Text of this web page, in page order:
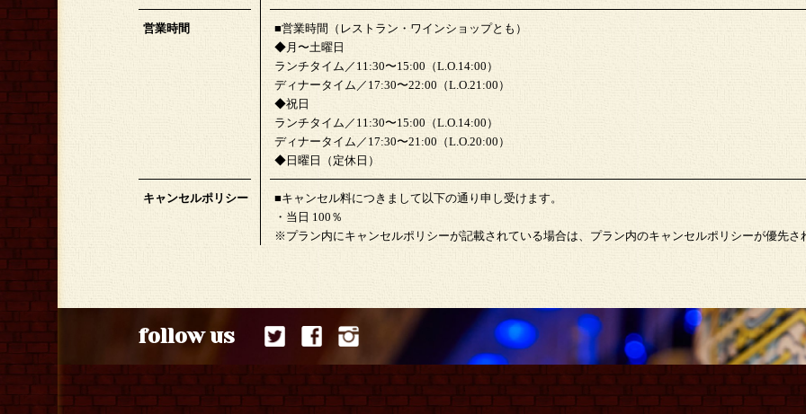
営業時間
■営業時間（レストラン・ワインショップとも）
◆月〜土曜日
ランチタイム／11:30〜15:00（L.O.14:00）
ディナータイム／17:30〜22:00（L.O.21:00）
◆祝日
ランチタイム／11:30〜15:00（L.O.14:00）
ディナータイム／17:30〜21:00（L.O.20:00）
◆日曜日（定休日）
キャンセルポリシー
■キャンセル料につきまして以下の通り申し受けます。
・当日 100％
※プラン内にキャンセルポリシーが記載されている場合は、プラン内のキャンセルポリシーが優先さ
follow us